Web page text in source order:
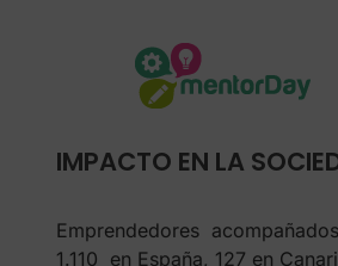
IMPACTO EN LA
Emprendedores acompañados
1.110 en España, 127 en